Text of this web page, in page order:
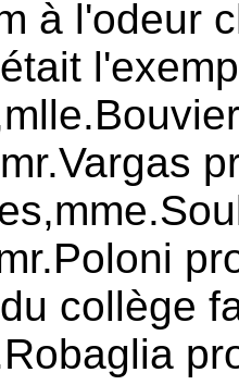
à l'odeur
collège